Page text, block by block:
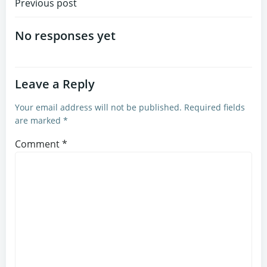
Post
navigation
Previous post
No responses yet
Leave a Reply
Your email address will not be published. Required fields
are marked *
Comment*